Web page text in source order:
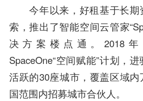
今年以来，好租基于长期
索，推出了智能空间云管家
决方案楼点通。2018
SpaceOne“空间赋能”计划，
活跃的30座城市，覆盖区域
国范围内招募城市合伙人。